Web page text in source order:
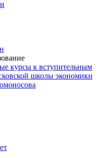
курсы к вступительным
школы экономики